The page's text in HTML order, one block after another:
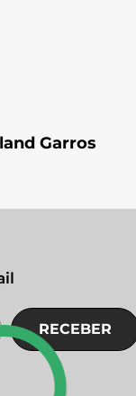
Garros
RECEBER